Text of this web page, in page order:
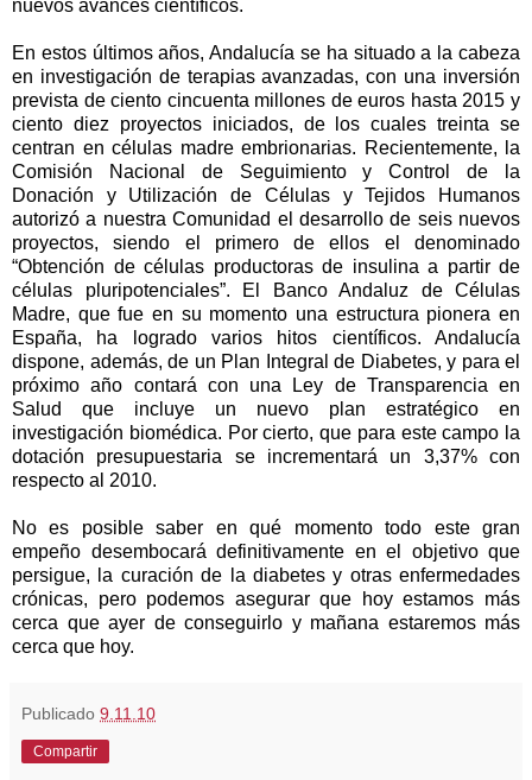
nuevos avances científicos.
En estos últimos años, Andalucía se ha situado a la cabeza
en investigación de terapias avanzadas, con una inversión
prevista de ciento cincuenta millones de euros hasta 2015 y
ciento diez proyectos iniciados, de los cuales treinta se
centran en células madre embrionarias. Recientemente, la
Comisión Nacional de Seguimiento y Control de la
Donación y Utilización de Células y Tejidos Humanos
autorizó a nuestra Comunidad el desarrollo de seis nuevos
proyectos, siendo el primero de ellos el denominado
“Obtención de células productoras de insulina a partir de
células pluripotenciales”. El Banco Andaluz de Células
Madre, que fue en su momento una estructura pionera en
España, ha logrado varios hitos científicos. Andalucía
dispone, además, de un Plan Integral de Diabetes, y para el
próximo año contará con una Ley de Transparencia en
Salud que incluye un nuevo plan estratégico en
investigación biomédica. Por cierto, que para este campo la
dotación presupuestaria se incrementará un 3,37% con
respecto al 2010.
No es posible saber en qué momento todo este gran
empeño desembocará definitivamente en el objetivo que
persigue, la curación de la diabetes y otras enfermedades
crónicas, pero podemos asegurar que hoy estamos más
cerca que ayer de conseguirlo y mañana estaremos más
cerca que hoy.
Publicado 9.11.10
Compartir